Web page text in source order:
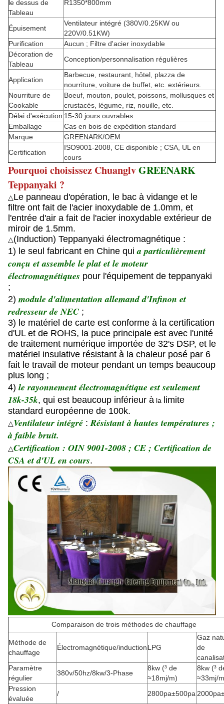
le dessus de
Tableau
R1350*800mm
Épuisement
Ventilateur intégré (380V/0.25KW ou
220V/0.51KW)
Purification
Aucun ; Filtre d'acier inoxydable
Décoration de
Tableau
Conception/personnalisation régulières
Application
Barbecue, restaurant, hôtel, plazza de
nourriture, voiture de buffet, etc. extérieurs.
Nourriture de
Cookable
Boeuf, mouton, poulet, poissons, mollusques et
crustacés, légume, riz, nouille, etc.
Délai d'exécution 15-30 jours ouvrables
Emballage
Cas en bois de expédition standard
Marque
GREENARK/OEM
Certification
ISO9001-2008, CE disponible ; CSA, UL en
cours
Pourquoi choisissez ChuanglvGREENARK
Teppanyaki ?
△Le panneau d'opération, le bac à vidange et le
filtre ont fait de l'acier inoxydable de 1.0mm, et
l'entrée d'air a fait de l'acier inoxydable extérieur de
miroir de 1.5mm.
△(Induction) Teppanyaki électromagnétique :
1) le seul fabricant en Chine quia particulièrement
conçu et assemble le plat et le moteur
électromagnétiques pour l'équipement de teppanyaki
;
2) module d'alimentation allemand d'Infinon et
redresseur de NEC ;
3) le matériel de carte est conforme à la certification
d'UL et de ROHS, la puce principale est avec l'unité
de traitement numérique importée de 32's DSP, et le
matériel insulative résistant à la chaleur posé par 6
fait le travail de moteur pendant un temps beaucoup
plus long ;
4) le rayonnement électromagnétique est seulement
18k-35k, qui est beaucoup inférieur à la
limite
standard européenne de 100k.
△Ventilateur intégré :Résistant à hautes températures ;
à faible bruit.
△Certification : OIN 9001-2008 ; CE ; Certification de
CSA et d'UL en cours.
Comparaison de trois méthodes de chauffage
Méthode de
chauffage
Électromagnétique/inductionLPG
Gaz
de
Paramètre
régulier
380v/50hz/8kw/3-Phase
8kw (³ de
≈18mj/m)
8kw (³
≈33mj/
Pression
évaluée
/ 2800pa±500pa